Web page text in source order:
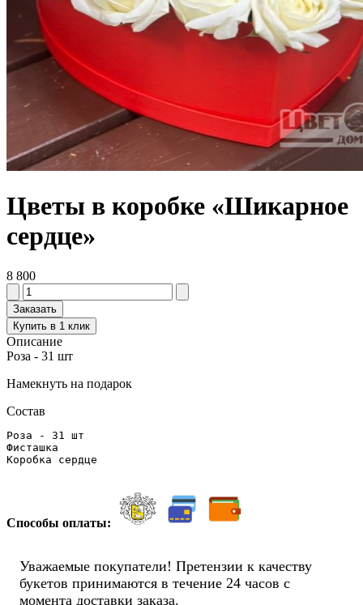
Цветы в коробке «Шикарное
сердце»
8 800
Заказать
Купить в 1 клик
Описание
Роза - 31 шт
Намекнуть на подарок
Состав
Роза - 31 шт
Фисташка
Способы оплаты:
Уважаемые покупатели! Претензии к качеству
букетов принимаются в течение 24 часов с
момента доставки заказа.